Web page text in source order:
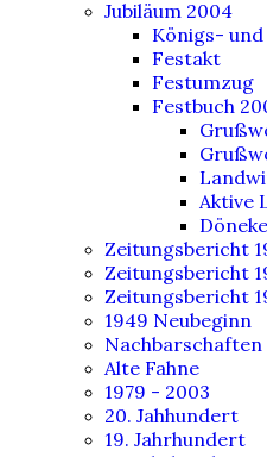
Jubiläum 2004
Königs-
Festakt
Festumzug
Festbuch
Aktive
Zeitungsbericht
Zeitungsbericht
Zeitungsbericht
1949 Neubeginn
Nachbarschaften
Alte Fahne
1979 - 2003
20. Jahhundert
19. Jahrhundert